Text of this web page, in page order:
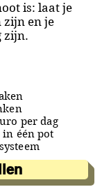
is: laat je
zijn en je
zijn.
per dag
één pot